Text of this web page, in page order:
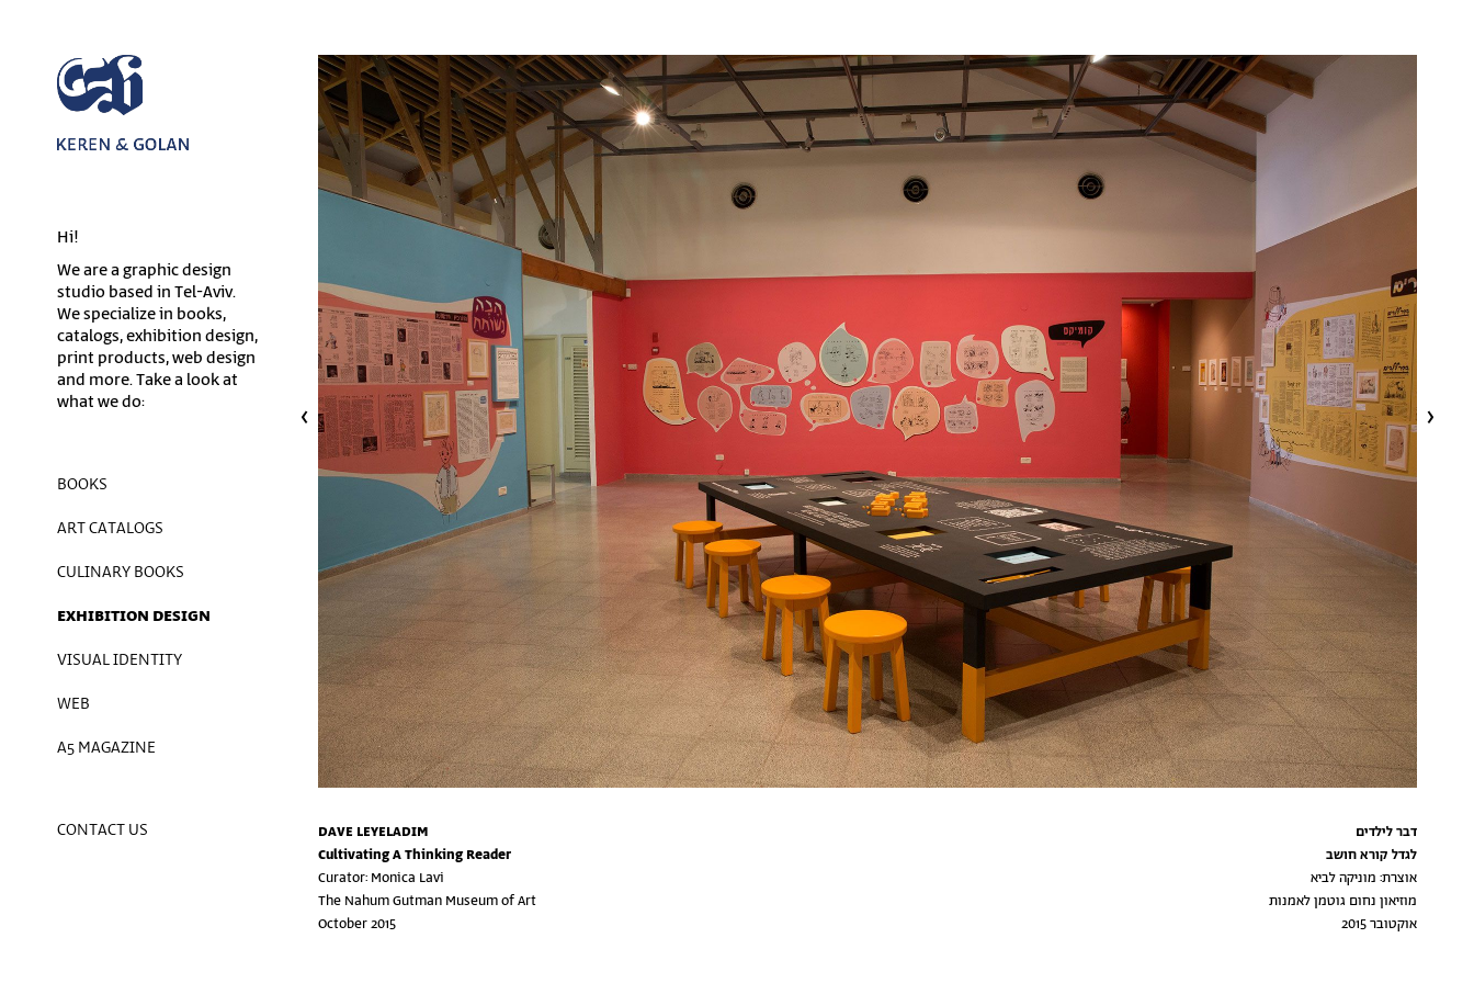
Hi!
We are a graphic design
studio based in Tel-Aviv.
We specialize in books,
catalogs, exhibition design,
print products, web design
and more. Take a look at
what we do:
BOOKS
ART CATALOGS
CULINARY BOOKS
EXHIBITION DESIGN
VISUAL IDENTITY
WEB
A5 MAGAZINE
CONTACT US
DAVE LEYELADIM
Cultivating A Thinking Reader
Curator: Monica Lavi
The Nahum Gutman Museum of Art
October 2015
דבר לילדים
לגדל קורא חושב
אוצרת: מוניקה לביא
מוזיאון נחום גוטמן לאמנות
אוקטובר 2015